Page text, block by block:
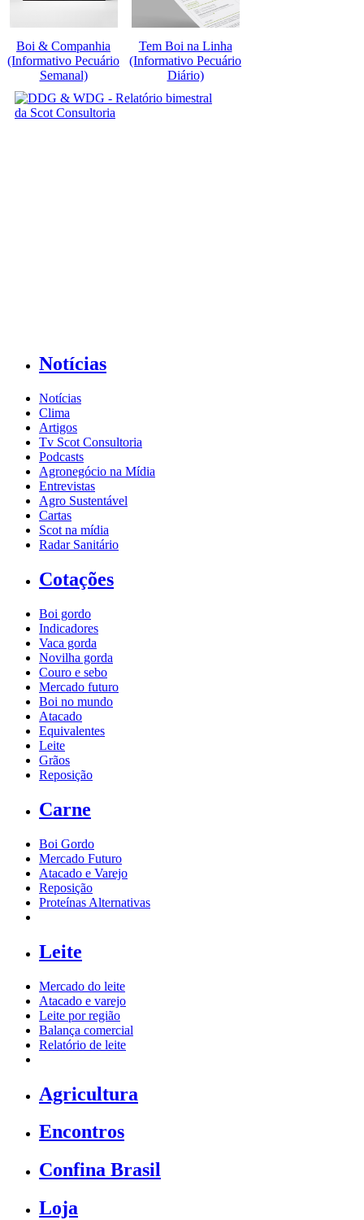
Boi & Companhia
(Informativo Pecuário
Semanal)
Tem Boi na Linha
(Informativo Pecuário
Diário)
Notícias
Notícias
Clima
Artigos
Tv Scot Consultoria
Podcasts
Agronegócio na Mídia
Entrevistas
Agro Sustentável
Cartas
Scot na mídia
Radar Sanitário
Cotações
Boi gordo
Indicadores
Vaca gorda
Novilha gorda
Couro e sebo
Mercado futuro
Boi no mundo
Atacado
Equivalentes
Leite
Grãos
Reposição
Carne
Boi Gordo
Mercado Futuro
Atacado e Varejo
Reposição
Proteínas Alternativas
Leite
Mercado do leite
Atacado e varejo
Leite por região
Balança comercial
Relatório de leite
Agricultura
Encontros
Confina Brasil
Loja